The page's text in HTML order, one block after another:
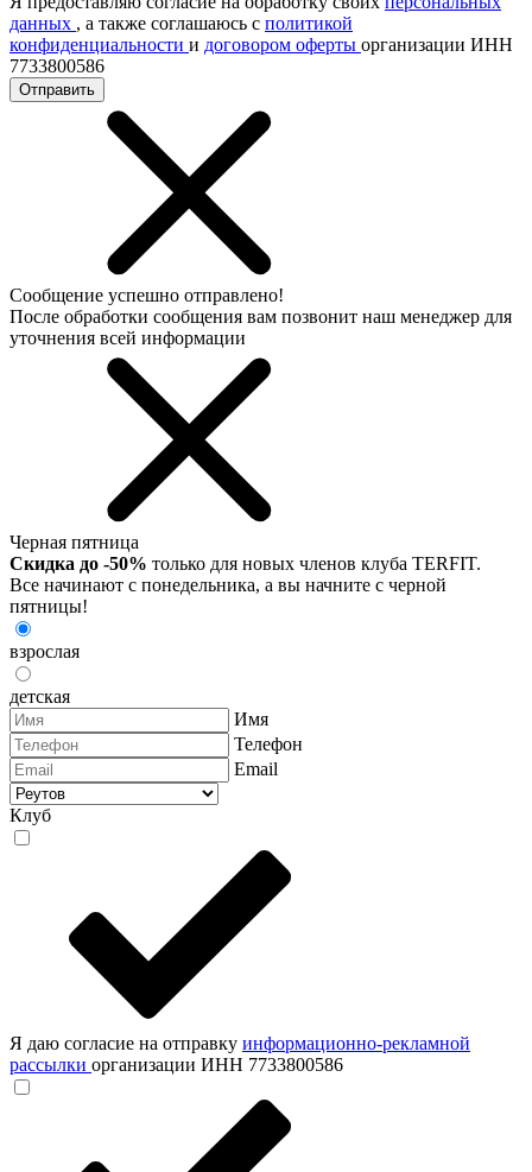
данных , а также соглашаюсь с политикой
конфиденциальности и договором оферты организации ИНН
7733800586
Отправить
Сообщение успешно отправлено!
После обработки сообщения вам позвонит наш менеджер для
уточнения всей информации
Черная пятница
Скидка до -50% только для новых членов клуба TERFIT.
Все начинают с понедельника, а вы начните с черной
пятницы!
взрослая
детская
Имя
Телефон
Email
Клуб
Я даю согласие на отправку информационно-рекламной
рассылки организации ИНН 7733800586